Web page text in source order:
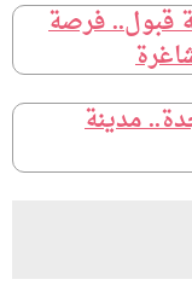
قبول.. فرصة
مدينة